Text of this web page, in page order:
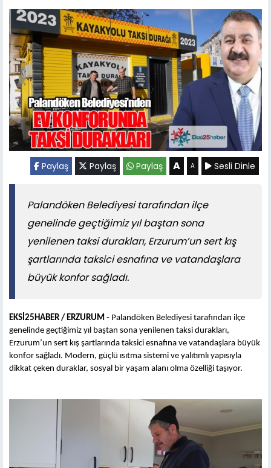
Paylaş Paylaş Paylaş A A Sesli Dinle
Palandöken Belediyesi tarafından ilçe
genelinde geçtiğimiz yıl baştan sona
yenilenen taksi durakları, Erzurum’un sert kış
şartlarında taksici esnafına ve vatandaşlara
büyük konfor sağladı.
EKSİ25HABER / ERZURUM - Palandöken Belediyesi tarafından ilçe
genelinde geçtiğimiz yıl baştan sona yenilenen taksi durakları,
Erzurum’un sert kış şartlarında taksici esnafına ve vatandaşlara büyük
konfor sağladı. Modern, güçlü ısıtma sistemi ve yalıtımlı yapısıyla
dikkat çeken duraklar, sosyal bir yaşam alanı olma özelliği taşıyor.